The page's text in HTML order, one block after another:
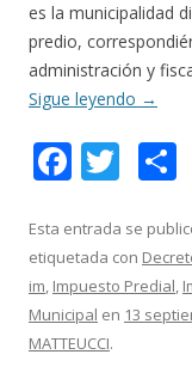
es la municipalidad
predio,
administración y
Sigue leyendo →
F
e
b
o
o
T
itt
er
Esta entrada se
etiquetada con
im, Impuesto Predial,
Municipal en 13
MATTEUCCI.